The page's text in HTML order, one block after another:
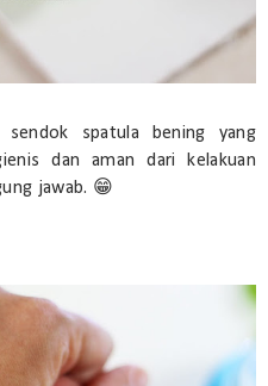
spatula bening yang
dan aman dari kelakuan
jawab. 😁